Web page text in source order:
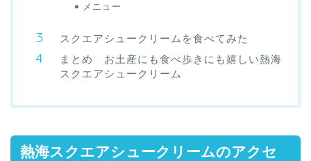
メニュー
スクエアシュークリームを食べてみた
まとめ お土産にも食べ歩きにも嬉しい熱海
スクエアシュークリーム
熱海スクエアシュークリームのアクセ